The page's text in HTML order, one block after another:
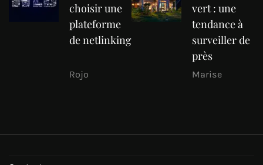
choisir une
plateforme
de netlinking
Rojo
vert : une
tendance à
surveiller de
près
Marise